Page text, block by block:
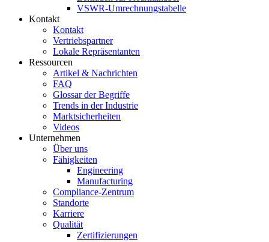
VSWR-Umrechnungstabelle
Kontakt
Kontakt
Vertriebspartner
Lokale Repräsentanten
Ressourcen
Artikel & Nachrichten
FAQ
Glossar der Begriffe
Trends in der Industrie
Marktsicherheiten
Videos
Unternehmen
Über uns
Fähigkeiten
Engineering
Manufacturing
Compliance-Zentrum
Standorte
Karriere
Qualität
Zertifizierungen